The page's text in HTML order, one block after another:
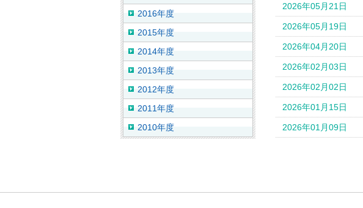
2026年05月21日
2026年05月19日
2026年04月20日
2026年02月03日
2026年02月02日
2026年01月15日
2026年01月09日
2016年度
2015年度
2014年度
2013年度
2012年度
2011年度
2010年度